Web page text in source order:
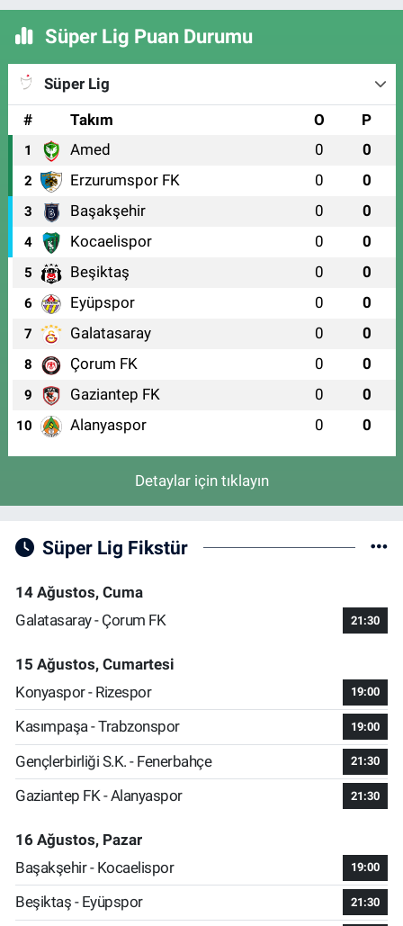
Süper Lig Puan Durumu
Süper Lig
#
Takım O P
1 Amed 0 0
2 Erzurumspor FK 0 0
3 Başakşehir 0 0
4 Kocaelispor 0 0
5 Beşiktaş 0 0
6 Eyüpspor 0 0
7 Galatasaray 0 0
8 Çorum FK 0 0
9 Gaziantep FK 0 0
10 Alanyaspor 0 0
Detaylar için tıklayın
Süper Lig Fikstür
14 Ağustos, Cuma
Galatasaray - Çorum FK
21:30
15 Ağustos, Cumartesi
Konyaspor - Rizespor
19:00
Kasımpaşa - Trabzonspor 19:00
Gençlerbirliği S.K. - Fenerbahçe 21:30
Gaziantep FK - Alanyaspor 21:30
16 Ağustos, Pazar
Başakşehir - Kocaelispor
19:00
Beşiktaş - Eyüpspor 21:30